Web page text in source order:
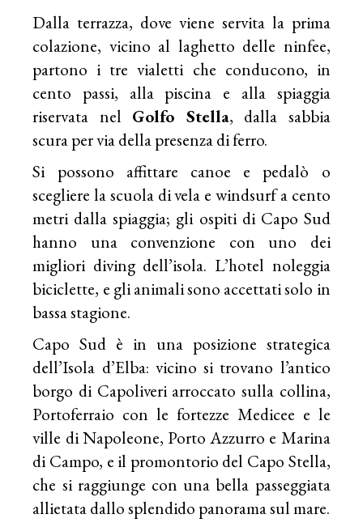
Dalla terrazza, dove viene servita la prima
colazione, vicino al laghetto delle ninfee,
partono i tre vialetti che conducono, in
cento passi, alla piscina e alla spiaggia
riservata nel Golfo Stella, dalla sabbia
scura per via della presenza di ferro.
Si possono affittare canoe e pedalò o
scegliere la scuola di vela e windsurf a cento
metri dalla spiaggia; gli ospiti di Capo Sud
hanno una convenzione con uno dei
migliori diving dell’isola. L’hotel noleggia
biciclette, e gli animali sono accettati solo in
bassa stagione.
Capo Sud è in una posizione strategica
dell’Isola d’Elba: vicino si trovano l’antico
borgo di Capoliveri arroccato sulla collina,
Portoferraio con le fortezze Medicee e le
ville di Napoleone, Porto Azzurro e Marina
di Campo, e il promontorio del Capo Stella,
che si raggiunge con una bella passeggiata
allietata dallo splendido panorama sul mare.